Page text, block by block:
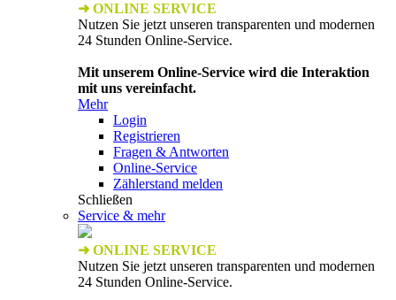
➜ ONLINE SERVICE
Nutzen Sie jetzt unseren transparenten und modernen
24 Stunden Online-Service.
Mit unserem Online-Service wird die Interaktion
mit uns vereinfacht.
Mehr
Login
Registrieren
Fragen & Antworten
Online-Service
Zählerstand melden
Schließen
Service & mehr
➜ ONLINE SERVICE
Nutzen Sie jetzt unseren transparenten und modernen
24 Stunden Online-Service.